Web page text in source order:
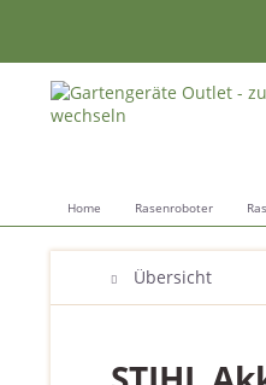
Home Rasenroboter
Übersicht